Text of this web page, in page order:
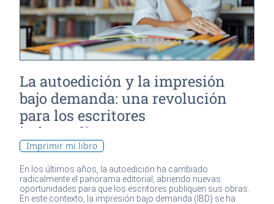
La autoedición y la impresión
bajo demanda: una revolución
para los escritores
independientes
Imprimir mi libro
En los últimos años, la autoedición ha cambiado
radicalmente el panorama editorial, abriendo nuevas
oportunidades para que los escritores publiquen sus obras.
En este contexto, la impresión bajo demanda (IBD) se ha